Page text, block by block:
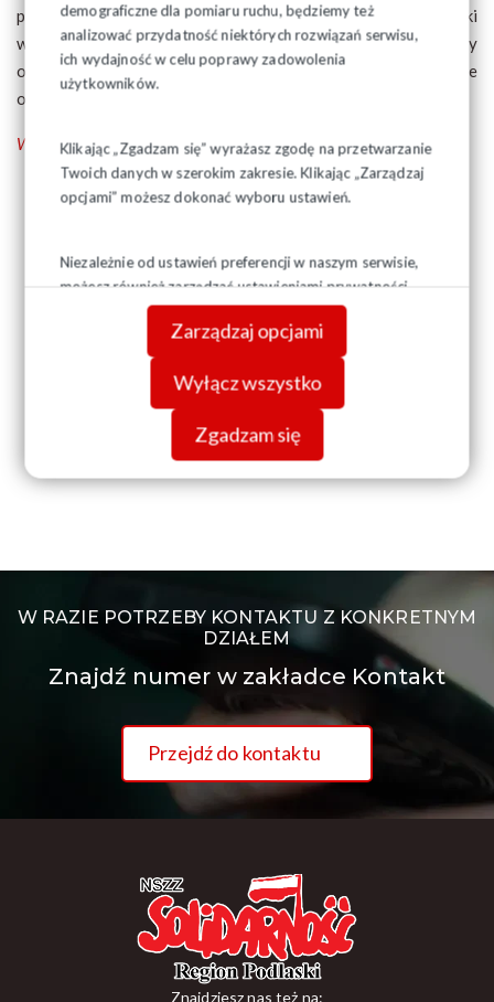
demograficzne dla pomiaru ruchu, będziemy też
analizować przydatność niektórych rozwiązań serwisu,
ich wydajność w celu poprawy zadowolenia
użytkowników.
Klikając „Zgadzam się” wyrażasz zgodę na przetwarzanie
Twoich danych w szerokim zakresie. Klikając „Zarządzaj
opcjami” możesz dokonać wyboru ustawień.
Niezależnie od ustawień preferencji w naszym serwisie,
możesz również zarządzać ustawieniami prywatności
swojej przeglądarki. Więcej informacji o przetwarzaniu
danych znajdziesz wPolityce prywatności.
Zarządzaj opcjami
Wyłącz wszystko
Zgadzam się
pracować, czy zakończyć swoją aktywność i dzięki
wypracowanemu przez lata kapitałowi przejść na zasłużony
odpoczynek. Bo emerytura stażowa będzie prawem, a nie
obowiązkiem.
Więcej infomacji - tutaj
W RAZIE POTRZEBY KONTAKTU Z KONKRETNYM
DZIAŁEM
Znajdź numer w zakładce Kontakt
Przejdź do kontaktu
Znajdziesz nas też na: